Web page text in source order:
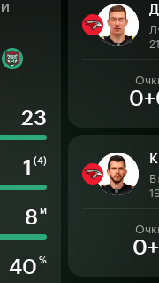
23
1 (4)
8 м
40 %